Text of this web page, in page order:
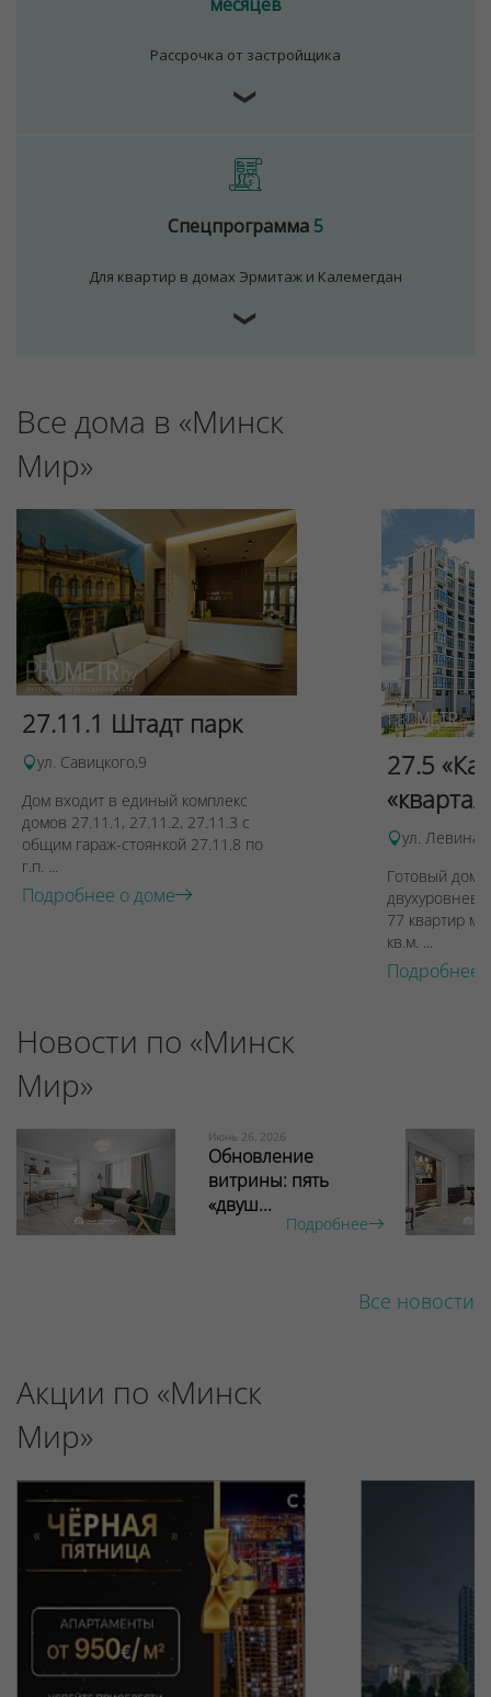
Рассрочка от застройщика
❯
Спецпрограмма5
Для квартир в домах Эрмитаж и Калемегдан
❯
Все дома в «Минск
Мир»
27.11.1 Штадт парк
ул. Савицкого,9
Дом входит в единый комплекс
домов 27.11.1, 27.11.2, 27.11.3 с
общим гараж-стоянкой 27.11.8 по
г.п. ...
Подробнее о доме
27.5
ул. Левина,
Готовый дом
77 квартир
кв.м. ...
Подробнее
Новости по «Минск
Мир»
Июнь 26, 2026
Обновление
витрины: пять
«двуш...
Подробнее
Все новости
Акции по «Минск
Мир»